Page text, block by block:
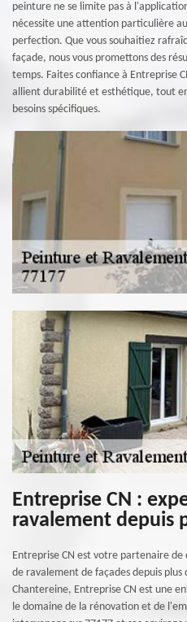
peinture ne se limite pas à
nécessite une attention particulière
perfection. Que vous souhaitiez
façade, nous vous promettons des
temps. Faites confiance à Entreprise
allient durabilité et esthétique, tout
besoins spécifiques.
Entreprise CN :
ravalement depuis
Entreprise CN est votre partenaire
de ravalement de façades depuis plus
Chantereine, Entreprise CN est une
le domaine de la rénovation et de